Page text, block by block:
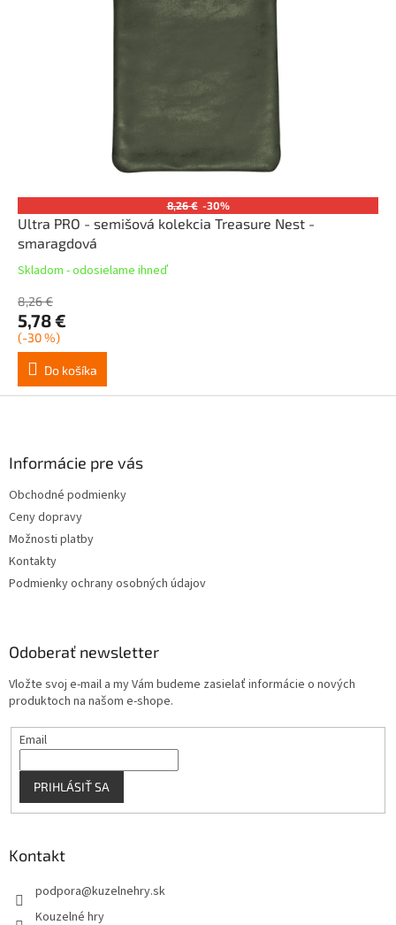
8,26 € -30%
Ultra PRO - semišová kolekcia Treasure Nest -
smaragdová
Skladom - odosielame ihneď
8,26 €
5,78 €
(-30 %)
Do košíka
Informácie pre vás
Obchodné podmienky
Ceny dopravy
Možnosti platby
Kontakty
Podmienky ochrany osobných údajov
Odoberať newsletter
Vložte svoj e-mail a my Vám budeme zasielať informácie o nových
produktoch na našom e-shope.
Email
PRIHLÁSIŤ SA
Kontakt
podpora@kuzelnehry.sk
Kouzelné hry